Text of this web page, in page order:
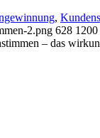
,
2.png 628 1200
– das